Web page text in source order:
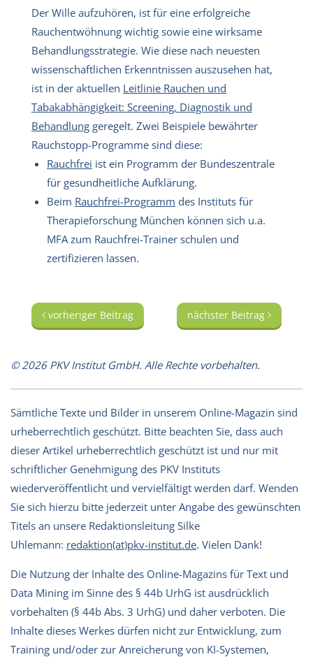
Der Wille aufzuhören, ist für eine erfolgreiche
Rauchentwöhnung wichtig sowie eine wirksame
Behandlungsstrategie. Wie diese nach neuesten
wissenschaftlichen Erkenntnissen auszusehen hat,
ist in der aktuellen Leitlinie Rauchen und
Tabakabhängigkeit: Screening, Diagnostik und
Behandlung geregelt. Zwei Beispiele bewährter
Rauchstopp-Programme sind diese:
Rauchfrei ist ein Programm der Bundeszentrale
für gesundheitliche Aufklärung.
Beim Rauchfrei-Programm des Instituts für
Therapieforschung München können sich u.a.
MFA zum Rauchfrei-Trainer schulen und
zertifizieren lassen.
vorheriger Beitrag nächster Beitrag
© 2026 PKV Institut GmbH. Alle Rechte vorbehalten.
Sämtliche Texte und Bilder in unserem Online-Magazin sind
urheberrechtlich geschützt. Bitte beachten Sie, dass auch
dieser Artikel urheberrechtlich geschützt ist und nur mit
schriftlicher Genehmigung des PKV Instituts
wiederveröffentlicht und vervielfältigt werden darf. Wenden
Sie sich hierzu bitte jederzeit unter Angabe des gewünschten
Titels an unsere Redaktionsleitung Silke
Uhlemann: redaktion(at)pkv-institut.de. Vielen Dank!
Die Nutzung der Inhalte des Online-Magazins für Text und
Data Mining im Sinne des § 44b UrhG ist ausdrücklich
vorbehalten (§ 44b Abs. 3 UrhG) und daher verboten. Die
Inhalte dieses Werkes dürfen nicht zur Entwicklung, zum
Training und/oder zur Anreicherung von KI-Systemen,